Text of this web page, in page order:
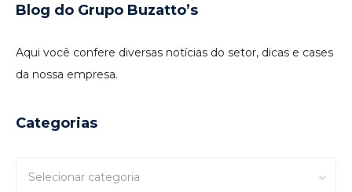
Blog do Grupo Buzatto’s
Aqui você confere diversas notícias do setor, dicas e cases
da nossa empresa.
Categorias